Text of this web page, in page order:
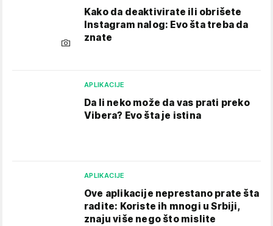
Kako da deaktivirate ili obrišete
Instagram nalog: Evo šta treba da
znate
APLIKACIJE
Da li neko može da vas prati preko
Vibera? Evo šta je istina
APLIKACIJE
Ove aplikacije neprestano prate šta
radite: Koriste ih mnogi u Srbiji,
znaju više nego što mislite